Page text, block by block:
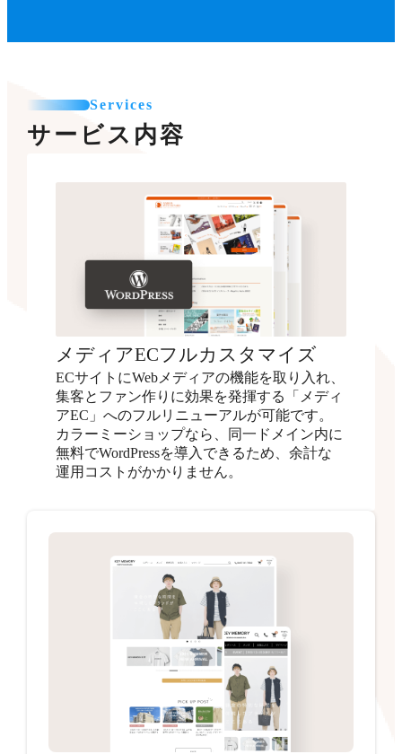
Services
サービス内容
メディアECフルカスタマイズ
ECサイトにWebメディアの機能を取り入れ、
集客とファン作りに効果を発揮する「メディ
アEC」へのフルリニューアルが可能です。
カラーミーショップなら、同一ドメイン内に
無料でWordPressを導入できるため、余計な
運用コストがかかりません。